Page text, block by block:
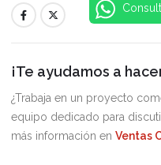
¡Te ayudamos a
¿Trabaja en un proyecto
equipo dedicado para
más información en Ventas